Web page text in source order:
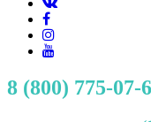
8 (800) 775-07-